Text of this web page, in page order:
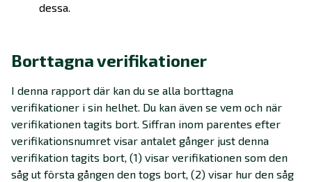
dessa.
Borttagna verifikationer
I denna rapport där kan du se alla borttagna
verifikationer i sin helhet. Du kan även se vem och när
verifikationen tagits bort. Siffran inom parentes efter
verifikationsnumret visar antalet gånger just denna
verifikation tagits bort, (1) visar verifikationen som den
såg ut första gången den togs bort, (2) visar hur den såg